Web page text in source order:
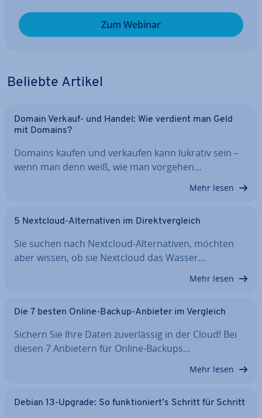
Zum Webinar
Beliebte Artikel
Domain Verkauf- und Handel: Wie verdient man Geld
mit Domains?
Domains kaufen und verkaufen kann lukrativ sein –
wenn man denn weiß, wie man vorgehen…
Mehr lesen
5 Nextcloud-Al­ter­na­ti­ven im Di­rekt­ver­gleich
Sie suchen nach Nextcloud-Al­ter­na­ti­ven, möchten
aber wissen, ob sie Nextcloud das Wasser…
Mehr lesen
Die 7 besten Online-Backup-Anbieter im Vergleich
Sichern Sie Ihre Daten zu­ver­läs­sig in der Cloud! Bei
diesen 7 Anbietern für Online-Backups…
Mehr lesen
Debian 13-Upgrade: So funk­tio­niert’s Schritt für Schritt